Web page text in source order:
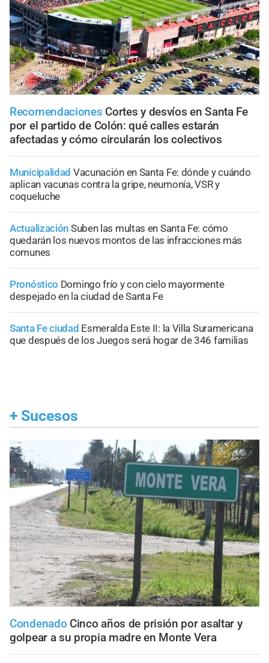
Recomendaciones Cortes y desvíos en Santa Fe
por el partido de Colón: qué calles estarán
afectadas y cómo circularán los colectivos
Municipalidad Vacunación en Santa Fe: dónde y cuándo
aplican vacunas contra la gripe, neumonía, VSR y
coqueluche
Actualización Suben las multas en Santa Fe: cómo
quedarán los nuevos montos de las infracciones más
comunes
Pronóstico Domingo frío y con cielo mayormente
despejado en la ciudad de Santa Fe
Santa Fe ciudad Esmeralda Este II: la Villa Suramericana
que después de los Juegos será hogar de 346 familias
+ Sucesos
Condenado Cinco años de prisión por asaltar y
golpear a su propia madre en Monte Vera